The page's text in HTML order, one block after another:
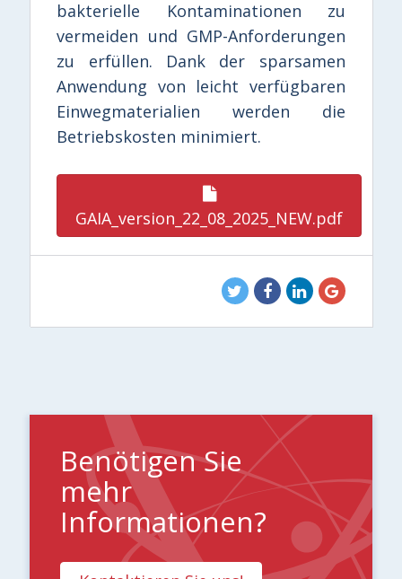
bakterielle Kontaminationen zu
vermeiden und GMP-Anforderungen
zu erfüllen. Dank der sparsamen
Anwendung von leicht verfügbaren
Einwegmaterialien werden die
Betriebskosten minimiert.
GAIA_version_22_08_2025_NEW.pdf
Benötigen Sie
mehr
Informationen?